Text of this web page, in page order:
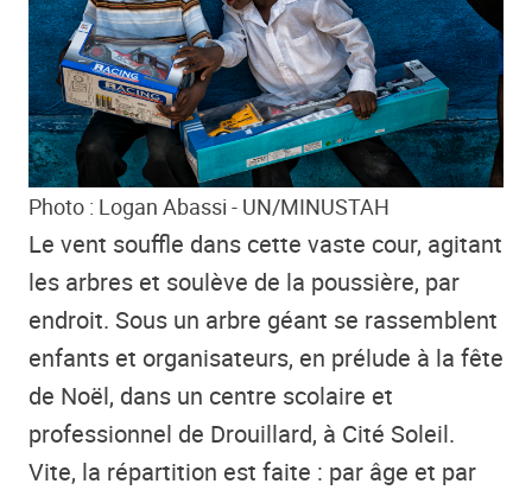
Photo : Logan Abassi - UN/MINUSTAH
Le vent souffle dans cette vaste cour, agitant
les arbres et soulève de la poussière, par
endroit. Sous un arbre géant se rassemblent
enfants et organisateurs, en prélude à la fête
de Noël, dans un centre scolaire et
professionnel de Drouillard, à Cité Soleil.
Vite, la répartition est faite : par âge et par